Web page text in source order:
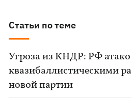
Статьи по теме
Угроза из КНДР: РФ
квазибаллистическими
новой партии